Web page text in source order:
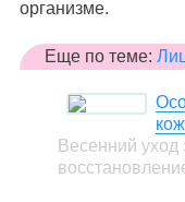
организме.
Еще по теме:
Весенний